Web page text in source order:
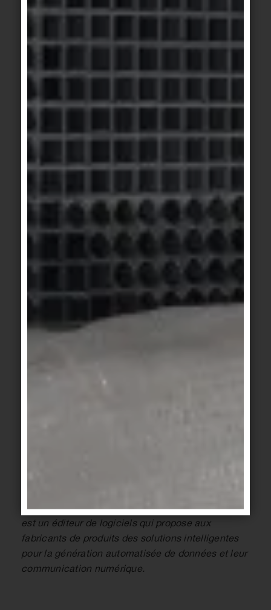
pas simplement changer de levier comme ça.
D'ailleurs : De plus en plus d'exigences volontaires
projets. Les systèmes de certification des
rapports sur le développement durable et les
ne sont que quelques exemples parmi d'autres.
dans le secteur de la construction. BIM Sources
est un éditeur de logiciels qui propose aux
fabricants de produits des solutions intelligentes
pour la génération automatisée de données et leur
communication numérique.